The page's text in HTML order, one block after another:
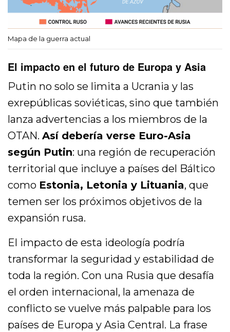
Mapa de la guerra actual
El impacto en el futuro de Europa y Asia
Putin no solo se limita a Ucrania y las
exrepúblicas soviéticas, sino que también
lanza advertencias a los miembros de la
OTAN.Así debería verse Euro-Asia
según Putin: una región de recuperación
territorial que incluye a países del Báltico
como Estonia, Letonia y Lituania, que
temen ser los próximos objetivos de la
expansión rusa.
El impacto de esta ideología podría
transformar la seguridad y estabilidad de
toda la región. Con una Rusia que desafía
el orden internacional, la amenaza de
conflicto se vuelve más palpable para los
países de Europa y Asia Central. La frase